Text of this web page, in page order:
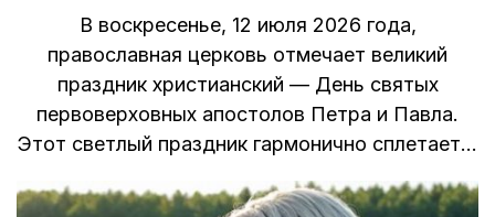
В воскресенье, 12 июля 2026 года,
православная церковь отмечает великий
праздник христианский — День святых
первоверховных апостолов Петра и Павла.
Этот светлый праздник гармонично сплетает…